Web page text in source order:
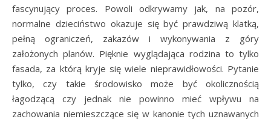
fascynujący proces. Powoli odkrywamy jak, na pozór,
normalne dzieciństwo okazuje się być prawdziwą klatką,
pełną ograniczeń, zakazów i wykonywania z góry
założonych planów. Pięknie wyglądająca rodzina to tylko
fasada, za którą kryje się wiele nieprawidłowości. Pytanie
tylko, czy takie środowisko może być okolicznością
łagodzącą czy jednak nie powinno mieć wpływu na
zachowania niemieszczące się w kanonie tych uznawanych